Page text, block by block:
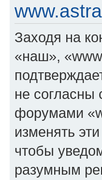
Заходя на
«наш»,
не согласны
форумами
изменять
чтобы
разумным